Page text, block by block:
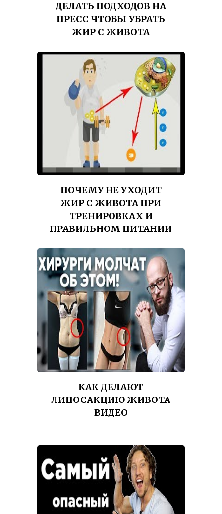
ДЕЛАТЬ ПОДХОДОВ НА
ПРЕСС ЧТОБЫ УБРАТЬ
ЖИР С ЖИВОТА
ПОЧЕМУ НЕ УХОДИТ
ЖИР С ЖИВОТА ПРИ
ТРЕНИРОВКАХ И
ПРАВИЛЬНОМ ПИТАНИИ
КАК ДЕЛАЮТ
ЛИПОСАКЦИЮ ЖИВОТА
ВИДЕО